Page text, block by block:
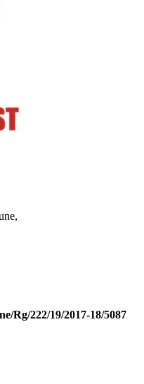
Rg/222/19/2017-18/5087